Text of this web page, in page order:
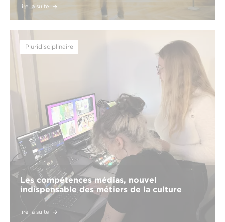
lire la suite
Pluridisciplinaire
Les compétences médias, nouvel
indispensable des métiers de la culture
lire la suite